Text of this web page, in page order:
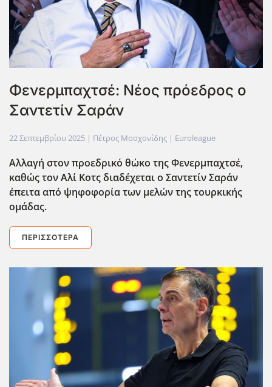
Φενερμπαχτσέ: Νέος πρόεδρος ο
Σαντετίν Σαράν
22 Σεπτεμβρίου 2025 | Πέτρος Μοσχονίδης | Euroleague
Αλλαγή στον προεδρικό θώκο της Φενερμπαχτσέ,
καθώς τον Αλί Κοτς διαδέχεται ο Σαντετίν Σαράν
έπειτα από ψηφοφορία των μελών της τουρκικής
ομάδας.
ΠΕΡΙΣΣΌΤΕΡΑ